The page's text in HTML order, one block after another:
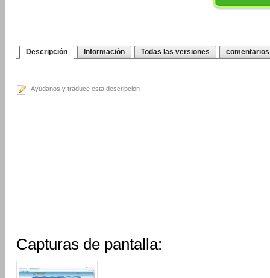
Descripción Información Todas las versiones comentarios
Ayúdanos y traduce esta descripción
Capturas de pantalla: